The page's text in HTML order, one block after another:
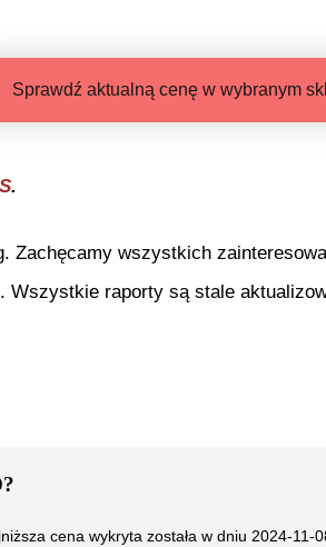
Sprawdź aktualną cenę w wybranym
.
Zachęcamy wszystkich
. Wszystkie raporty są stale
?
cena wykryta została w dniu 2024-11-